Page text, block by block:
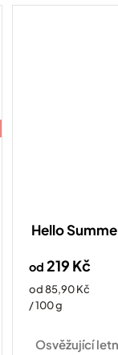
využití.
Hello
od 219 Kč
Měrná
cena:
od 85,90 Kč
/ 100 g
Osvěžující